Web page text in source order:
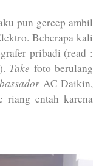
pun gercep ambil
Beberapa kali
pribadi (read :
Take foto berulang
AC Daikin,
riang entah karena